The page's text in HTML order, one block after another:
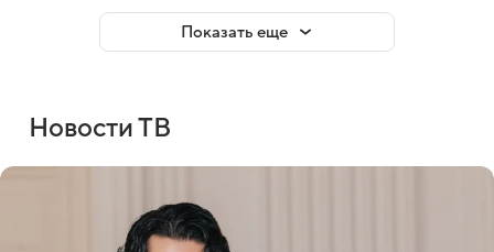
Регистрация
Показать еще
Новости ТВ